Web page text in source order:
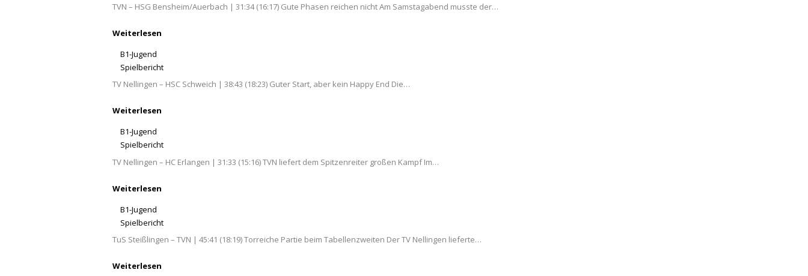
TVN – HSG Bensheim/Auerbach | 31:34 (16:17) Gute Phasen reichen nicht Am Samstagabend musste der…
Weiterlesen
B1-Jugend
Spielbericht
TV Nellingen – HSC Schweich | 38:43 (18:23) Guter Start, aber kein Happy End Die…
Weiterlesen
B1-Jugend
Spielbericht
TV Nellingen – HC Erlangen | 31:33 (15:16) TVN liefert dem Spitzenreiter großen Kampf Im…
Weiterlesen
B1-Jugend
Spielbericht
TuS Steißlingen – TVN | 45:41 (18:19) Torreiche Partie beim Tabellenzweiten Der TV Nellingen lieferte…
Weiterlesen